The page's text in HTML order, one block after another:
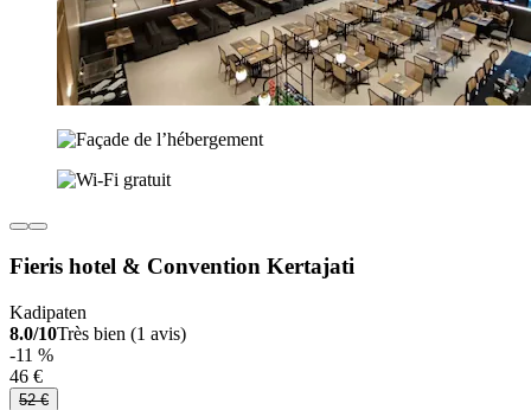
Fieris hotel & Convention Kertajati
Kadipaten
8.0/10Très bien (1 avis)
-11 %
46 €
52 €